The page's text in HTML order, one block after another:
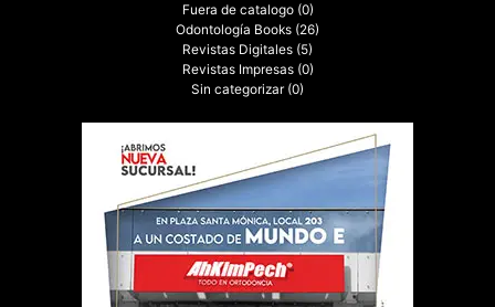
Fuera de catalogo (0)
Odontología Books (26)
Revistas Digitales (5)
Revistas Impresas (0)
Sin categorizar (0)